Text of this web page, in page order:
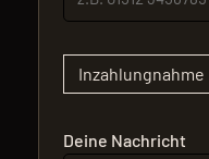
Inzahlungnahme
Deine Nachricht